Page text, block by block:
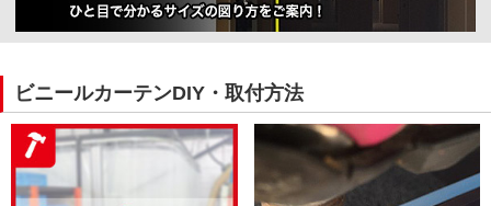
ビニールカーテンDIY・取付方法